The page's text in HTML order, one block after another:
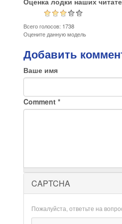
Всего голосов: 1738
Оцените данную модель
Добавить
Ваше имя
Comment *
CAPTCHA
Пожалуйста, ответьте на